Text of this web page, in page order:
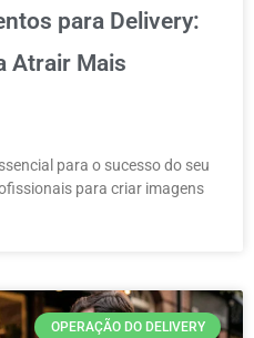
para Delivery:
Atrair Mais
para o sucesso do seu
para criar imagens
OPERAÇÃO DO DELIVERY